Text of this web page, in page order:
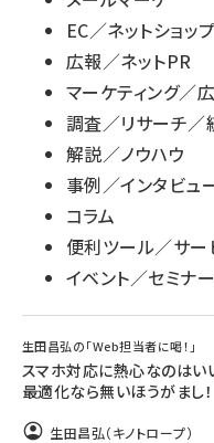
EC／ネットショップ
広報／ネットPR
マーケティング／
調査／リサーチ／
解説／ノウハウ
事例／インタビュ
コラム
便利ツール／サー
イベント／セミナー
生田昌弘の「Web担当者に喝！」
スマホ対応に熱心なのはい
最適化なら無いほうがまし！
生田昌弘（キノトロープ）